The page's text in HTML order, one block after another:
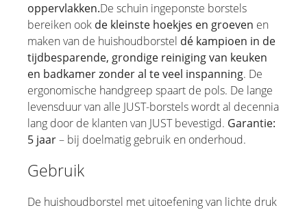
oppervlakken.De schuin ingeponste borstels
bereiken ook de kleinste hoekjes en groeven en
maken van de huishoudborstel dé kampioen in de
tijdbesparende, grondige reiniging van keuken
en badkamer zonder al te veel inspanning. De
ergonomische handgreep spaart de pols. De lange
levensduur van alle JUST-borstels wordt al decennia
lang door de klanten van JUST bevestigd. Garantie:
5 jaar– bij doelmatig gebruik en onderhoud.
Gebruik
De huishoudborstel met uitoefening van lichte druk